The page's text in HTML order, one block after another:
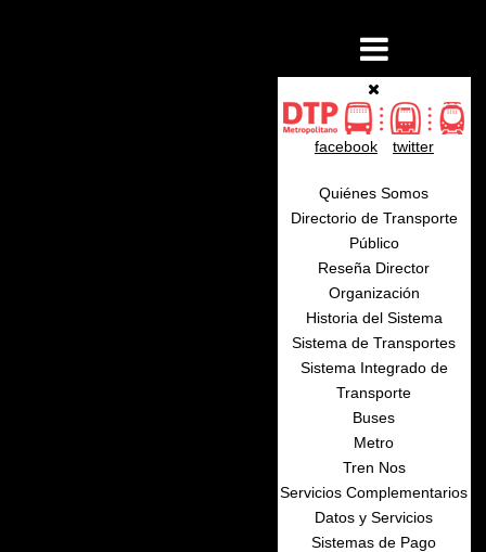
facebook twitter
Quiénes Somos
Directorio de Transporte
Público
Reseña Director
Organización
Historia del Sistema
Sistema de Transportes
Sistema Integrado de
Transporte
Buses
Metro
Tren Nos
Servicios Complementarios
Datos y Servicios
Sistemas de Pago